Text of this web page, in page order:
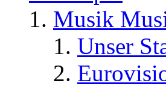
Musik
Unser